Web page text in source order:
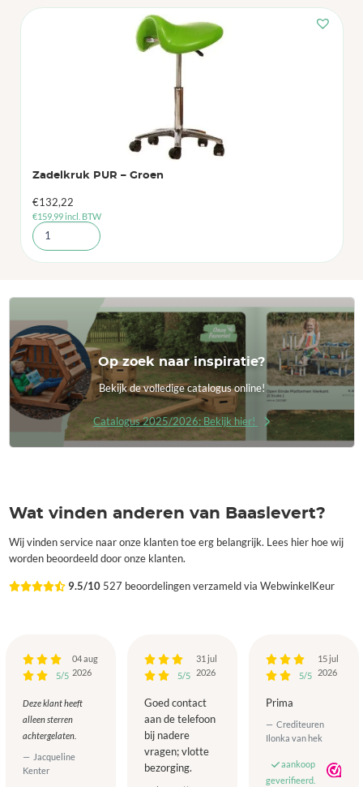
Zadelkruk PUR – Groen
€132,22
€159,99incl. BTW
Op zoek naar inspiratie?
Bekijk de volledige catalogus online!
Catalogus 2025/2026: Bekijk hier!
Wat vinden anderen van Baaslevert?
Wij vinden service naar onze klanten toe erg belangrijk. Lees hier hoe wij
worden beoordeeld door onze klanten.
9.5/10 527 beoordelingen verzameld via WebwinkelKeur
5/5
04 aug
2026
Deze klant heeft
alleen sterren
achtergelaten.
Jacqueline
Kenter
5/5
31 jul
2026
Goed contact
aan de telefoon
bij nadere
vragen; vlotte
bezorging.
5/5
15 jul
2026
Prima
Crediteuren
Ilonka van hek
aankoop
geverifieerd.